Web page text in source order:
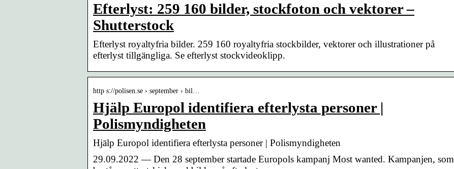
Efterlyst: 259 160 bilder, stockfoton och vektorer –
Shutterstock
Efterlyst royaltyfria bilder. 259 160 royaltyfria stockbilder, vektorer och illustrationer på
efterlyst tillgängliga. Se efterlyst stockvideoklipp.
http s://polisen.se › september › bil…
Hjälp Europol identifiera efterlysta personer |
Polismyndigheten
Hjälp Europol identifiera efterlysta personer | Polismyndigheten
29.09.2022 — Den 28 september startade Europols kampanj Most wanted. Kampanjen, som